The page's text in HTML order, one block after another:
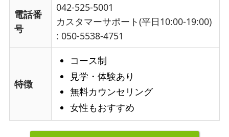
電話番
号
042-525-5001
カスタマーサポート(平日10:00-19:00)
: 050-5538-4751
特徴
コース制
見学・体験あり
無料カウンセリング
女性もおすすめ